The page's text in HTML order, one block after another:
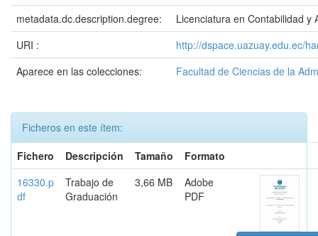
metadata.dc.description.degree:
Licenciatura en Contabilidad y
URI :
http://dspace.uazuay.edu.ec/
Aparece en las colecciones:
Facultad de Ciencias de la
Ficheros en este ítem:
Fichero
Descripción Tamaño
Formato
16330.p
df
Trabajo de
Graduación
3,66 MB
Adobe
PDF